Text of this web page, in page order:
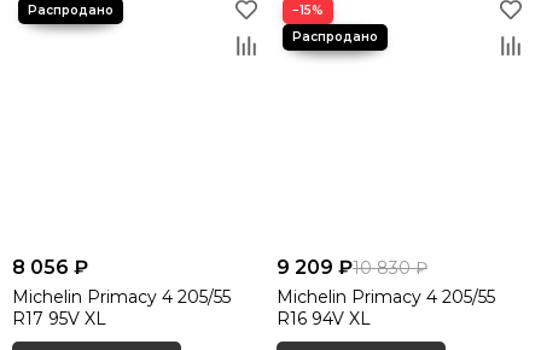
8 056 ₽
Michelin Primacy 4 205/55
R17 95V XL
−15%
9 209 ₽10 830 ₽
Michelin Primacy 4 205/55
R16 94V XL